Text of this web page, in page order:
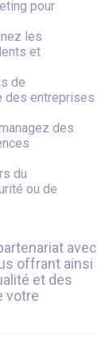
pour
les
et
de
des entreprises
des
du
ou de
avec
offrant ainsi
et des
votre